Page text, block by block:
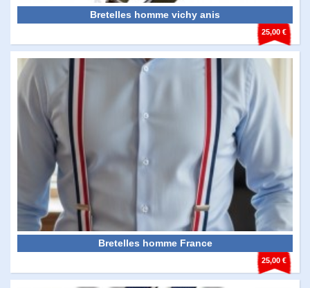
25,00 €
Bretelles homme vichy anis
25,00 €
Bretelles homme France